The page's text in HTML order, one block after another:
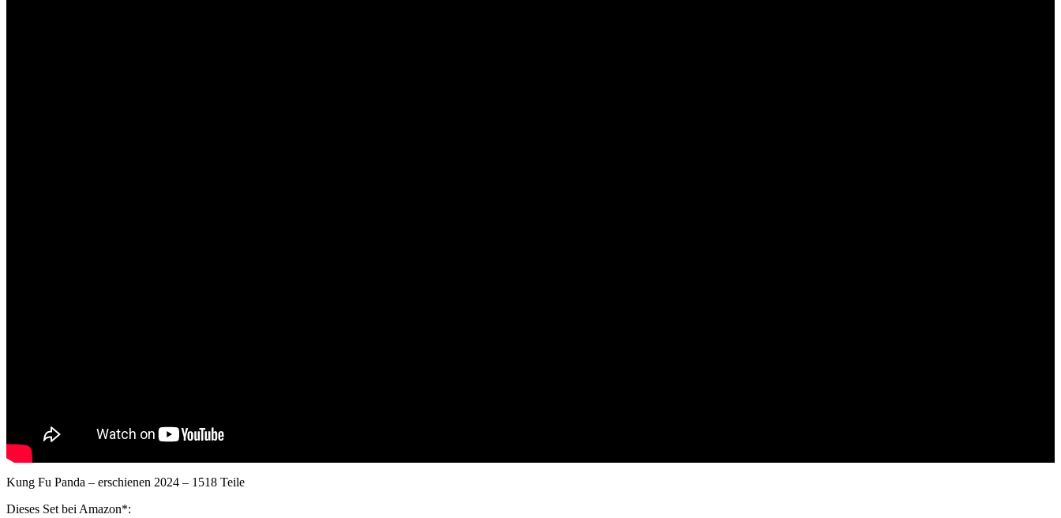
Kung Fu Panda – erschienen 2024 – 1518 Teile
Dieses Set bei Amazon*: